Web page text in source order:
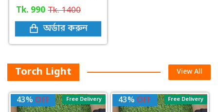
Tk. 990 Tk. 1400
অর্ডার করুন
Torch Light View All
Free Delivery
43% OFF Free Delivery
43% OFF